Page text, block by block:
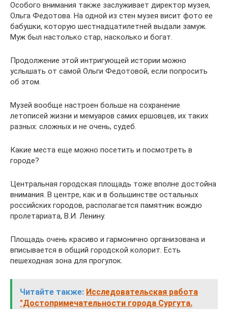
Особого внимания также заслуживает директор музея,
Ольга Федотова. На одной из стен музея висит фото ее
бабушки, которую шестнадцатилетней выдали замуж.
Муж был настолько стар, насколько и богат.
Продолжение этой интригующей истории можно
услышать от самой Ольги Федотовой, если попросить
об этом.
Музей вообще настроен больше на сохранение
летописей жизни и мемуаров самих ершовцев, их таких
разных: сложных и не очень, судеб.
Какие места еще можно посетить и посмотреть в
городе?
Центральная городская площадь тоже вполне достойна
внимания. В центре, как и в большинстве остальных
российских городов, располагается памятник вождю
пролетариата, В.И. Ленину.
Площадь очень красиво и гармонично организована и
вписывается в общий городской колорит. Есть
пешеходная зона для прогулок.
Читайте также: Исследовательская работа
"Достопримечательности города Сургута.